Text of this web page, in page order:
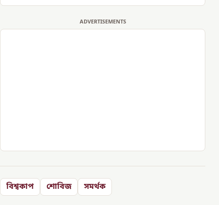
ADVERTISEMENTS
বিশ্বকাপ শোবিজ সমর্থক